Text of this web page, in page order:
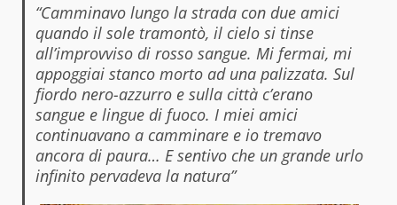
“Camminavo lungo la strada con due amici
quando il sole tramontò, il cielo si tinse
all’improvviso di rosso sangue. Mi fermai, mi
appoggiai stanco morto ad una palizzata. Sul
fiordo nero-azzurro e sulla città c’erano
sangue e lingue di fuoco. I miei amici
continuavano a camminare e io tremavo
ancora di paura… E sentivo che un grande urlo
infinito pervadeva la natura”